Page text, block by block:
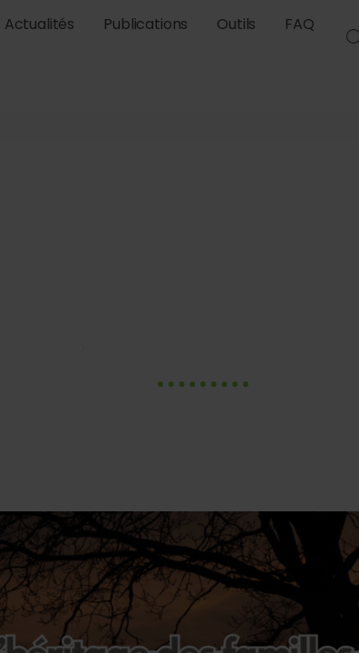
Actualités Publications Outils FAQ